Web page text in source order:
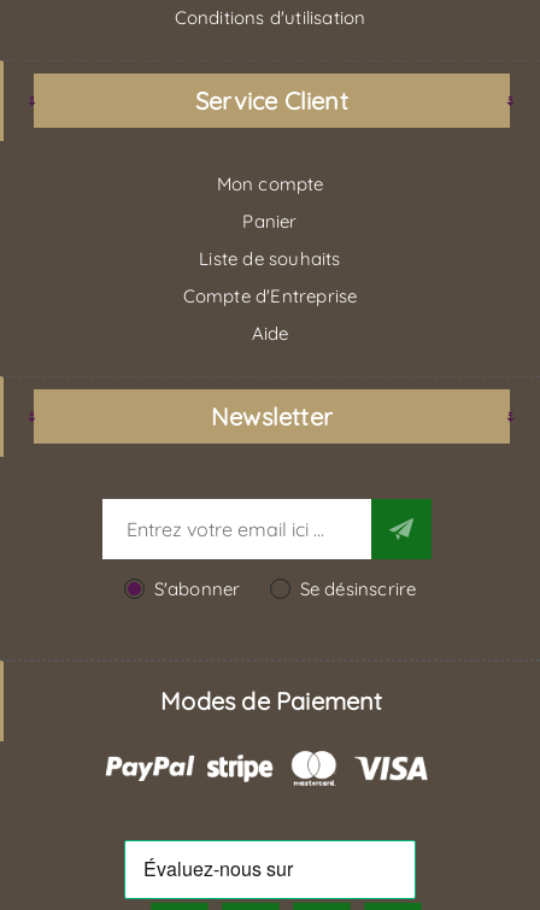
Conditions d'utilisation
Service Client
Mon compte
Panier
Liste de souhaits
Compte d'Entreprise
Aide
Newsletter
S'abonner Se désinscrire
Modes de Paiement